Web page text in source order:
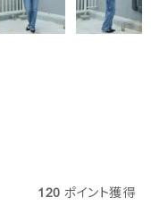
120 ポイント獲得